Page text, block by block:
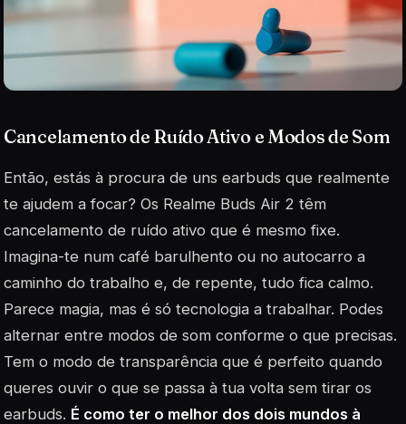
Cancelamento de Ruído Ativo e Modos de Som
Então, estás à procura de uns earbuds que realmente
te ajudem a focar? Os Realme Buds Air 2 têm
cancelamento de ruído ativo que é mesmo fixe.
Imagina-te num café barulhento ou no autocarro a
caminho do trabalho e, de repente, tudo fica calmo.
Parece magia, mas é só tecnologia a trabalhar. Podes
alternar entre modos de som conforme o que precisas.
Tem o modo de transparência que é perfeito quando
queres ouvir o que se passa à tua volta sem tirar os
earbuds. É como ter o melhor dos dois mundos à